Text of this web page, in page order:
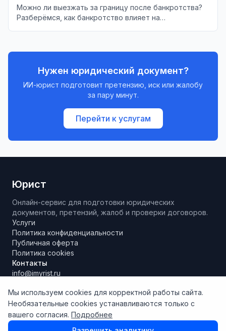
Можно ли выезжать за границу после банкротства?
Разберёмся, как банкротство влияет на
Нужен юридический документ?
ИИ-юрист подготовит претензию, иск или жалобу
за пару минут.
Перейти к услугам
Юрист
Онлайн-сервис для подготовки юридических
документов, претензий, жалоб и проверки договоров.
Услуги
Политика конфиденциальности
Публичная оферта
Политика cookies
Контакты
info@imyrist.ru
Материалы и результаты работы сервиса носят исключительно
информационно-справочный характер, не являются
юридической консультацией и не могут рассматриваться как
Мы используем cookies для корректной работы сайта.
Необязательные cookies устанавливаются только с
вашего согласия. Подробнее